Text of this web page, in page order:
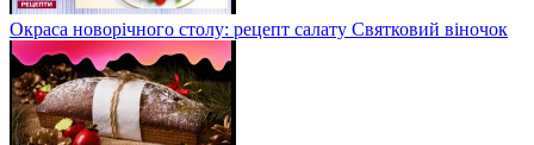
Окраса новорічного столу: рецепт салату Святковий віночок